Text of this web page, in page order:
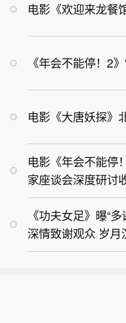
电影《欢迎来龙餐
《年会不能停！2
电影《大唐妖探》
电影《年会不能停
家座谈会深度研讨
《功夫女足》曝“
深情致谢观众 岁月